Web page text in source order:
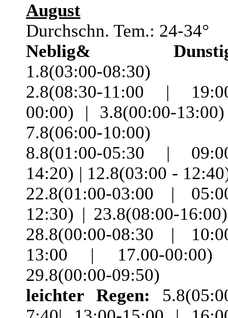
August
Durchschn. Tem.: 24-34°
Neblig&
1.8(03:00-
2.8(08:30-11:00 |
00:00) | 3.8(00:00-
7.8(06:00-
8.8(01:00-05:30 |
14:20) | 12.8(03:00 -
22.8(01:00-03:00 |
12:30) | 23.8(08:00-
28.8(00:00-08:30 |
13:00 | 17.00-
29.8(00:00-09:50)
leichter Regen: